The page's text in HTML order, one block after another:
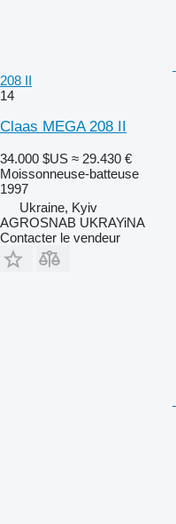
208 II
14
Claas MEGA 208 II
34.000 $US ≈ 29.430 €
Moissonneuse-batteuse
1997
Ukraine, Kyiv
AGROSNAB UKRAYiNA
Contacter le vendeur